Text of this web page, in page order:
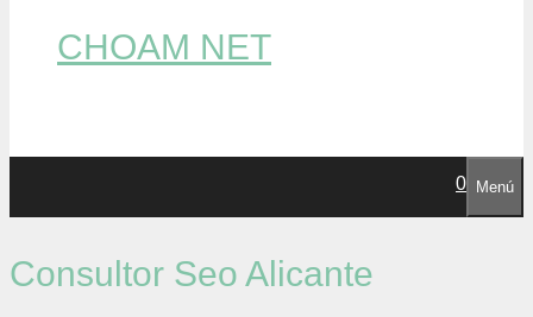
CHOAM NET
0 Menú
Consultor Seo Alicante